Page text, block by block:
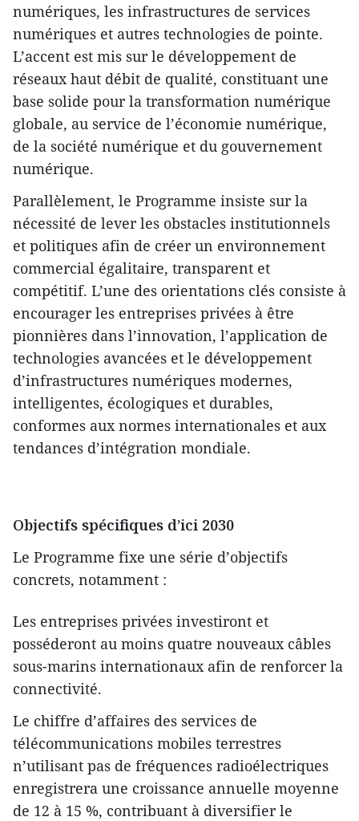
numériques, les infrastructures de services
numériques et autres technologies de pointe.
L’accent est mis sur le développement de
réseaux haut débit de qualité, constituant une
base solide pour la transformation numérique
globale, au service de l’économie numérique,
de la société numérique et du gouvernement
numérique.
Parallèlement, le Programme insiste sur la
nécessité de lever les obstacles institutionnels
et politiques afin de créer un environnement
commercial égalitaire, transparent et
compétitif. L’une des orientations clés consiste à
encourager les entreprises privées à être
pionnières dans l’innovation, l’application de
technologies avancées et le développement
d’infrastructures numériques modernes,
intelligentes, écologiques et durables,
conformes aux normes internationales et aux
tendances d’intégration mondiale.
Objectifs spécifiques d’ici 2030
Le Programme fixe une série d’objectifs
concrets, notamment :
Les entreprises privées investiront et
posséderont au moins quatre nouveaux câbles
sous-marins internationaux afin de renforcer la
connectivité.
Le chiffre d’affaires des services de
télécommunications mobiles terrestres
n’utilisant pas de fréquences radioélectriques
enregistrera une croissance annuelle moyenne
de 12 à 15 %, contribuant à diversifier le